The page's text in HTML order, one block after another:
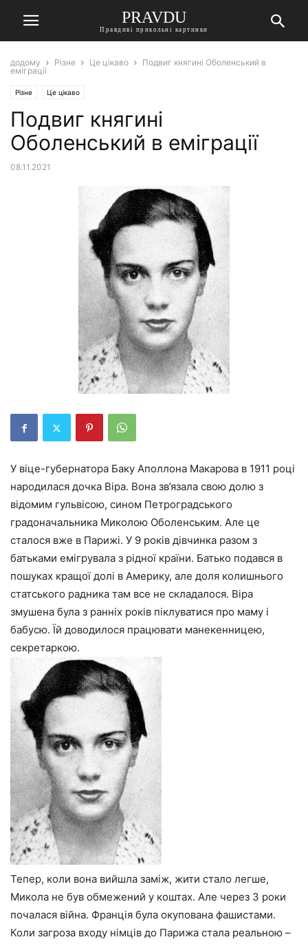
PRAVDU
Правдиві прикольні картинки
додому Різне Це цікаво
Подвиг княгині Оболенський в
еміграції
Різне Це цікаво
Подвиг княгині
Оболенський в еміграції
08.11.2021
У віце-губернатора Баку Аполлона Макарова в 1911 році
народилася дочка Віра. Вона зв’язала свою долю з
відомим гульвісою, сином Петроградського
градоначальника Миколою Оболенським. Але це
сталося вже в Парижі. У 9 років дівчинка разом з
батьками емігрувала з рідної країни. Батько подався в
пошуках кращої долі в Америку, але доля колишнього
статського радника там все не складалося. Віра
змушена була з ранніх років піклуватися про маму і
бабусю. Їй доводилося працювати манекенницею,
секретаркою.
Тепер, коли вона вийшла заміж, жити стало легше,
Микола не був обмежений у коштах. Але через 3 роки
почалася війна. Франція була окупована фашистами.
Коли загроза входу німців до Парижа стала реальною –